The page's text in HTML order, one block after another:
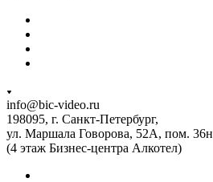
info@bic-video.ru
198095, г. Санкт-Петербург,
ул. Маршала Говорова, 52А, пом. 36н
(4 этаж Бизнес-центра Алкотел)